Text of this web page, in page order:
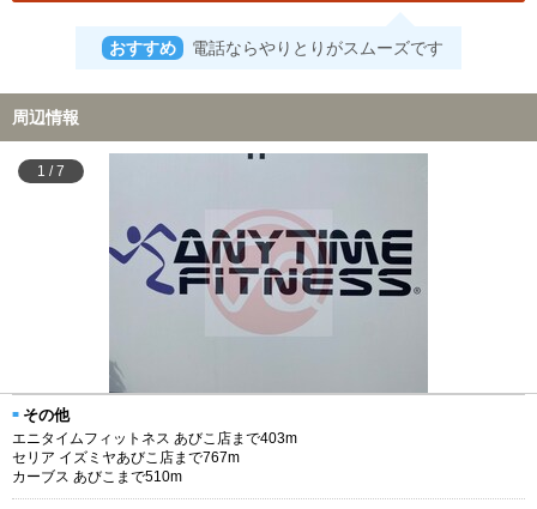
おすすめ 電話ならやりとりがスムーズです
周辺情報
1 /7
その他
エニタイムフィットネス あびこ店まで403m
セリア イズミヤあびこ店まで767m
カーブス あびこまで510m